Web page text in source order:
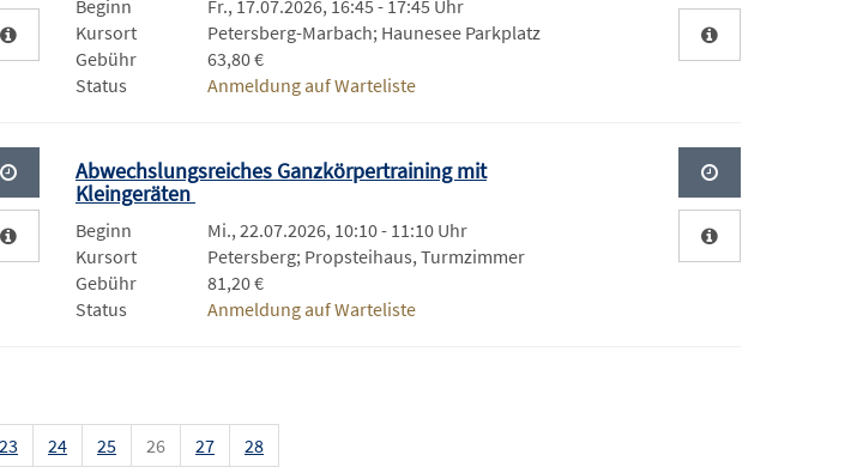
Beginn
Fr., 17.07.2026, 16:45 - 17:45 Uhr
Kursort
Petersberg-Marbach; Haunesee Parkplatz
Gebühr
63,80 €
Status
Anmeldung auf Warteliste
Abwechslungsreiches Ganzkörpertraining mit
Kleingeräten
Beginn
Mi., 22.07.2026, 10:10 - 11:10 Uhr
Kursort
Petersberg; Propsteihaus, Turmzimmer
Gebühr
81,20 €
Status
Anmeldung auf Warteliste
23 24 25 26 27 28